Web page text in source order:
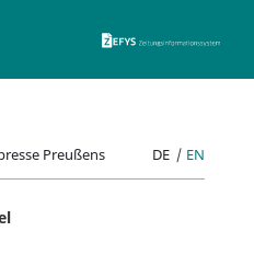
Preußens DE | EN